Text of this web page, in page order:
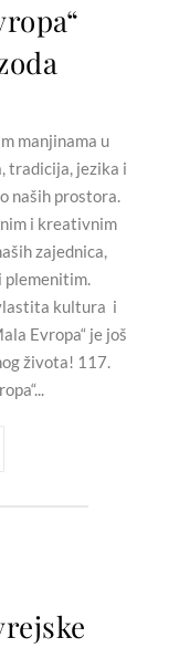
manjinama u
tradicija, jezika i
naših prostora.
i kreativnim
zajednica,
plemenitim.
kultura i
Evropa“ je još
života! 117.